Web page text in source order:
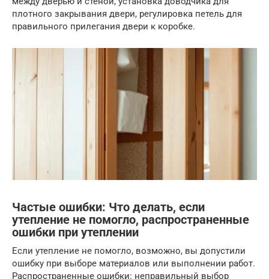
плотного закрывания двери, регулировка петель для
правильного прилегания двери к коробке.
Частые ошибки: Что делать, если
утепление не помогло, распространенные
ошибки при утеплении
Если утепление не помогло, возможно, вы допустили
ошибку при выборе материалов или выполнении работ.
Распространенные ошибки: неправильный выбор